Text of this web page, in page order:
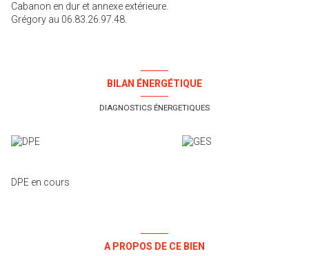
Cabanon en dur et annexe extérieure.
Grégory au 06.83.26.97.48.
BILAN ÉNERGÉTIQUE
DIAGNOSTICS ÉNERGETIQUES
DPE en cours
A PROPOS DE CE BIEN